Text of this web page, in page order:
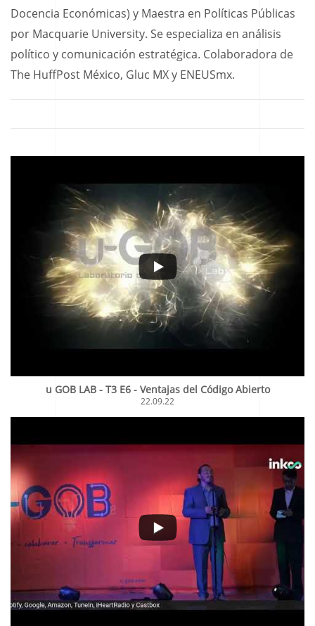
Docencia Económicas) y Maestra en Políticas Públicas
por Macquarie University. Se especializa en análisis
político y comunicación estratégica. Colaboradora de
The HuffPost México, Gluc MX y ENEUSmx.
u GOB LAB - T3 E6 - Ventajas del Código Abierto
22.09.22